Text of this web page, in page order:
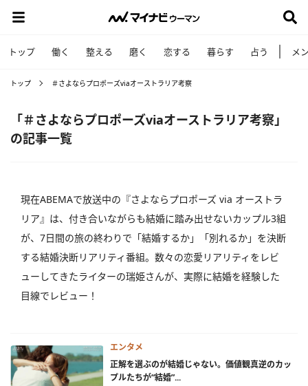
トップ 働く 整える 磨く 恋する 暮らす 占う メ
トップ ＃さよならプロポーズviaオーストラリア考察
「＃さよならプロポーズviaオーストラリア考察」
の記事一覧
現在ABEMAで放送中の『さよならプロポーズ via オーストラ
リア』は、付き合いながらも結婚に踏み出せないカップル3組
が、7日間の旅の終わりで「結婚するか」「別れるか」を決断
する結婚決断リアリティ番組。数々の恋愛リアリティをレビ
ューしてきたライターの瑞姫さんが、実際に結婚を経験した
目線でレビュー！
エンタメ
正解を選ぶのが結婚じゃない。価値観真逆のカッ
プルたちが“結婚”...